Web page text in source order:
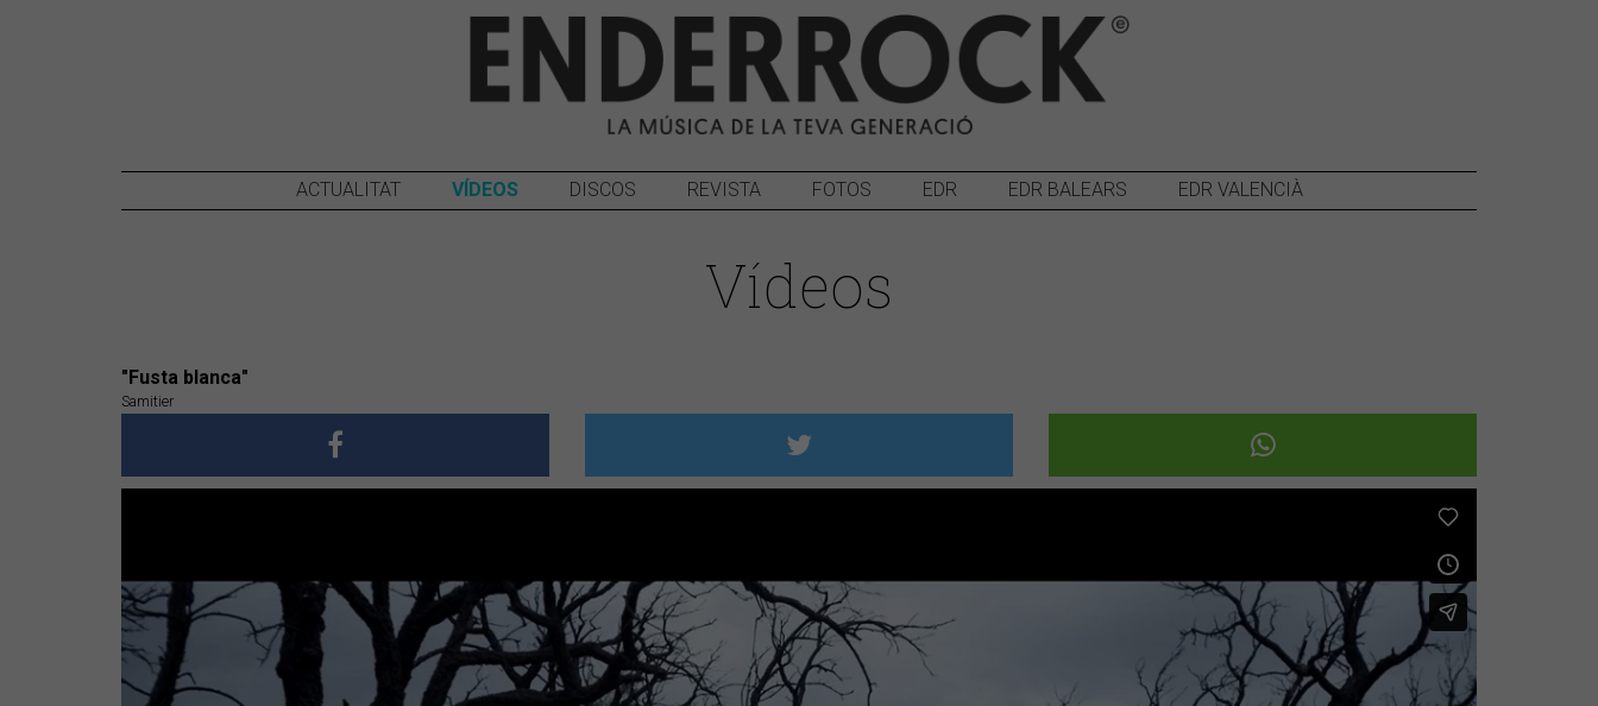
ACTUALITAT VÍDEOS DISCOS REVISTA FOTOS EDR EDR BALEARS EDR VALENCIÀ
Vídeos
"Fusta blanca"
Samitier